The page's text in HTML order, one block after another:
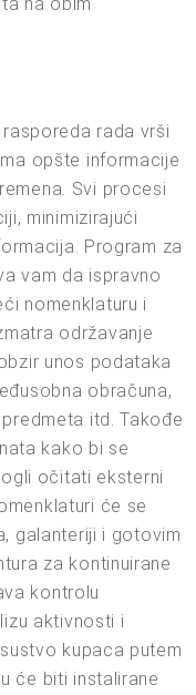
rada vrši
opšte informacije
Svi procesi
minimizirajući
Program za
vam da ispravno
nomenklaturu i
održavanje
unos podataka
obračuna,
itd. Takođe
kako bi se
očitati eksterni
će se
galanteriji i gotovim
za kontinuirane
kontrolu
aktivnosti i
kupaca putem
će biti instalirane